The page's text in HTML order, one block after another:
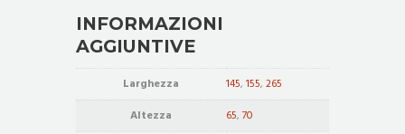
INFORMAZIONI
AGGIUNTIVE
Larghezza 145, 155, 265
Altezza
65,70